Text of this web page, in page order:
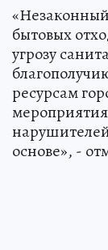
бытовых
угрозу
ресурсам
основе», -